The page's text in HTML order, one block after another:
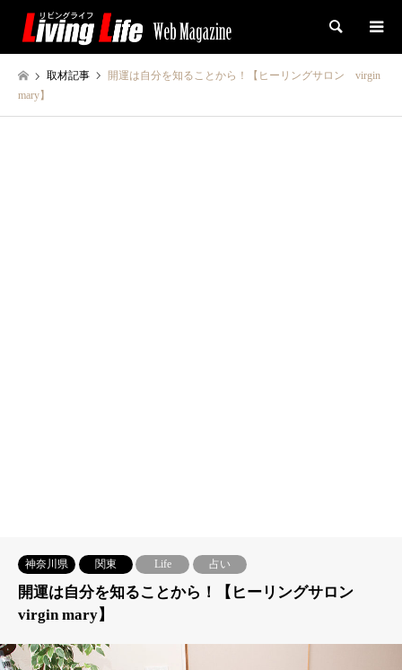
検索
取材記事
開運は自分を知ることから！【ヒーリングサロン virgin
mary】
神奈川県 関東 Life 占い
開運は自分を知ることから！【ヒーリングサロン
virgin mary】